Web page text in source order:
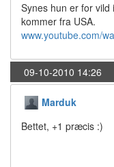
Synes hun er for
kommer fra USA.
www.youtube.com/
09-10-2010 14:26
Marduk
Bettet, +1 præcis :)